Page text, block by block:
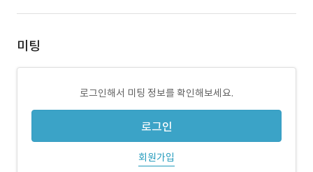
미팅
로그인해서 미팅 정보를 확인해보세요.
로그인
회원가입